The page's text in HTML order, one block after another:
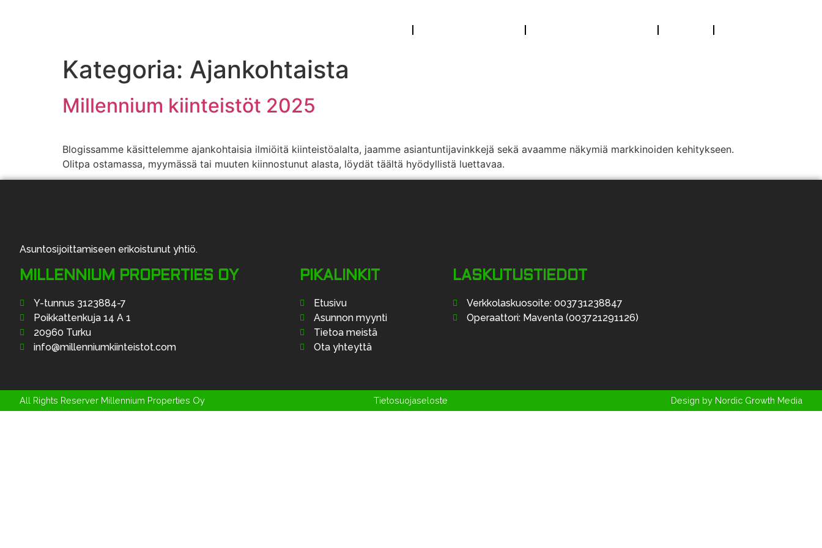
Kategoria: Ajankohtaista
Millennium kiinteistöt 2025
Blogissamme käsittelemme ajankohtaisia ilmiöitä kiinteistöalalta, jaamme asiantuntijavinkkejä sekä avaamme näkymiä markkinoiden kehitykseen.
Olitpa ostamassa, myymässä tai muuten kiinnostunut alasta, löydät täältä hyödyllistä luettavaa.
Asuntosijoittamiseen erikoistunut yhtiö.
MILLENNIUM PROPERTIES OY
Y-tunnus 3123884-7
Poikkattenkuja 14 A 1
20960 Turku
info@millenniumkiinteistot.com
PIKALINKIT
Etusivu
Asunnon myynti
Tietoa meistä
Ota yhteyttä
LASKUTUSTIEDOT
Verkkolaskuosoite: 003731238847
Operaattori: Maventa (003721291126)
All Rights Reserver Millennium Properties Oy Tietosuojaseloste Design by Nordic Growth Media